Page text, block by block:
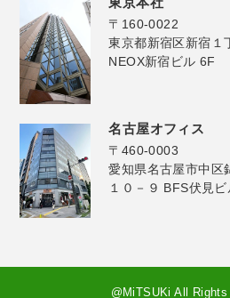
〒160-0022
東京都新宿区新宿１
NEOX新宿ビル 6F
名古屋オフィス
〒460-0003
愛知県名古屋市中区
１０－９ BFS伏見
@MiTSUKi All